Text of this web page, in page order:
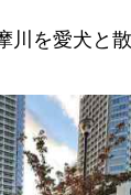
川を愛犬と